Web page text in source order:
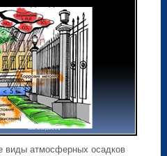
виды атмосферных осадков